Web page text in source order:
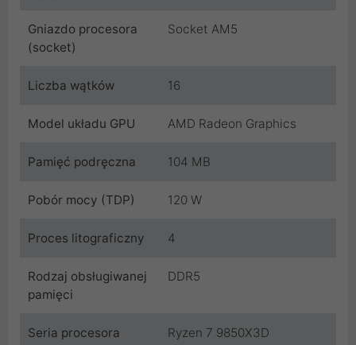
Gniazdo procesora
(socket)
Socket AM5
Liczba wątków 16
Model układu GPU AMD Radeon Graphics
Pamięć podręczna 104 MB
Pobór mocy (TDP) 120 W
Proces litograficzny 4
Rodzaj obsługiwanej
pamięci
DDR5
Seria procesora Ryzen 7 9850X3D